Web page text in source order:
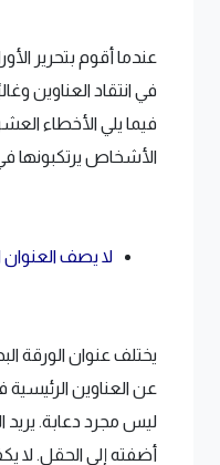
عندما أقوم بتحرير
في انتقاد العناوين
فيما يلي الأخطاء
الأشخاص يرتكبونها
لا يصف العنوان
يختلف عنوان الورقة
عن العناوين
ليس مجرد دعابة. يريد
أضفته إلى الحقل. لا